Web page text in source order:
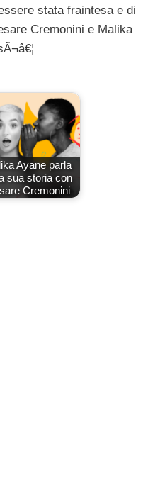
stata fraintesa e di
Cremonini e Malika
Ayane parla
sua storia con
Cremonini